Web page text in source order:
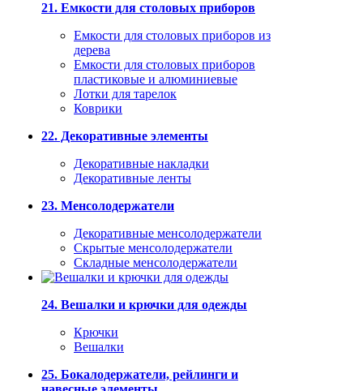
21. Емкости для столовых приборов
Емкости для столовых приборов из
дерева
Емкости для столовых приборов
пластиковые и алюминиевые
Лотки для тарелок
Коврики
22. Декоративные элементы
Декоративные накладки
Декоративные ленты
23. Менсолодержатели
Декоративные менсолодержатели
Скрытые менсолодержатели
Складные менсолодержатели
24. Вешалки и крючки для одежды
Крючки
Вешалки
25. Бокалодержатели, рейлинги и